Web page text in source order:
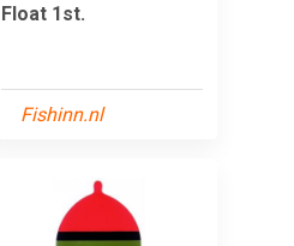
Float 1st.
Fishinn.nl